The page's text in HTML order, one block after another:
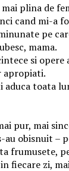
plina de
cand mi-a
pe
mama.
si
apropiati.
toata
pur, mai
obisnuit
fiecare zi,